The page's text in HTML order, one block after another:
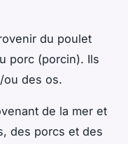
du poulet
porc (porcin). Ils
ou des os.
de la mer et
des porcs et des